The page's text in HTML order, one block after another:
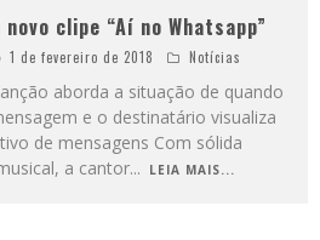
clipe “Aí no Whatsapp”
1 de fevereiro de 2018 Notícias
aborda a situação de quando
e o destinatário visualiza
de mensagens Com sólida
a cantor... LEIA MAIS...